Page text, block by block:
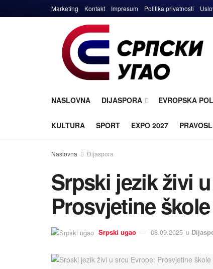
Marketing Kontakt Impresum Politika privatnosti
NASLOVNA DIJASPORA EVROPSKA
KULTURA SPORT EXPO 2027
Naslovna Dijaspora
Srpski jezik živi
Prosvjetine
Srpski ugao 08.09.2025 u